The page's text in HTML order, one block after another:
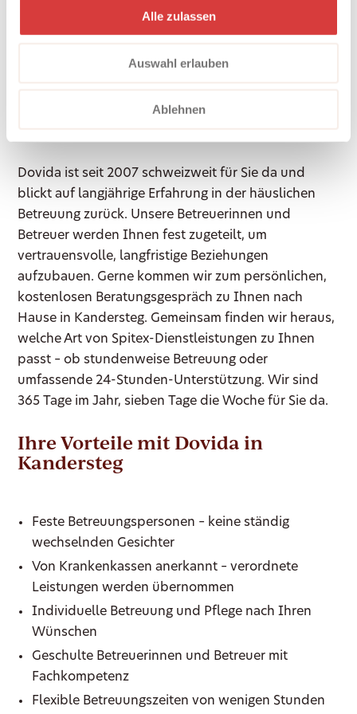
Alle zulassen
Auswahl erlauben
Ablehnen
Sie dabei, Ihren Alltag nach Ihren Vorstellungen zu
gestalten.
So erreichen Sie Dovida
in Kandersteg
Dovida ist seit 2007 schweizweit für Sie da und
blickt auf langjährige Erfahrung in der häuslichen
Betreuung zurück. Unsere Betreuerinnen und
Betreuer werden Ihnen fest zugeteilt, um
vertrauensvolle, langfristige Beziehungen
aufzubauen. Gerne kommen wir zum persönlichen,
kostenlosen Beratungsgespräch zu Ihnen nach
Hause in Kandersteg. Gemeinsam finden wir heraus,
welche Art von Spitex-Dienstleistungen zu Ihnen
passt – ob stundenweise Betreuung oder
umfassende 24-Stunden-Unterstützung. Wir sind
365 Tage im Jahr, sieben Tage die Woche für Sie da.
Ihre Vorteile mit Dovida in
Kandersteg
Feste Betreuungspersonen – keine ständig
wechselnden Gesichter
Von Krankenkassen anerkannt – verordnete
Leistungen werden übernommen
Individuelle Betreuung und Pflege nach Ihren
Wünschen
Geschulte Betreuerinnen und Betreuer mit
Fachkompetenz
Flexible Betreuungszeiten von wenigen Stunden